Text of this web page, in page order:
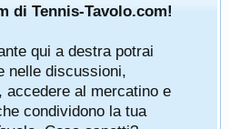
di Tennis-Tavolo.com!
qui a destra potrai
nelle discussioni,
accedere al mercatino e
condividono la tua